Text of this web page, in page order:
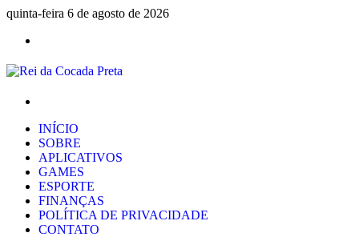
quinta-feira 6 de agosto de 2026
INÍCIO
SOBRE
APLICATIVOS
GAMES
ESPORTE
FINANÇAS
POLÍTICA DE PRIVACIDADE
CONTATO